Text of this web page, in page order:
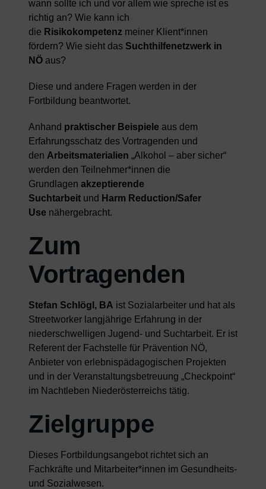
wann sollte ich und vor allem wie spreche ist es
richtig an? Wie kann ich
die Risikokompetenz meiner Klient*innen
fördern? Wie sieht das Suchthilfenetzwerk in
NÖ aus?
Diese und andere Fragen werden in der
Fortbildung beantwortet.
Anhand praktischer Beispiele aus dem
Erfahrungsschatz des Vortragenden und
den Arbeitsmaterialien „Alkohol – aber sicher“
werden den Teilnehmer*innen die
Grundlagen akzeptierende
Suchtarbeit und Harm Reduction/Safer
Use nähergebracht.
Zum
Vortragenden
Stefan Schlögl, BA ist Sozialarbeiter und hat als
Streetworker langjährige Erfahrung in der
niederschwelligen Jugend- und Suchtarbeit. Er ist
Referent der Fachstelle für Prävention NÖ,
Anbieter von erlebnispädagogischen Projekten
und in der Veranstaltungsbetreuung „Checkpoint“
im Nachtleben Niederösterreichs tätig.
Zielgruppe
Dieses Fortbildungsangebot richtet sich an
Fachkräfte und Mitarbeiter*innen im Gesundheits-
und Sozialwesen.